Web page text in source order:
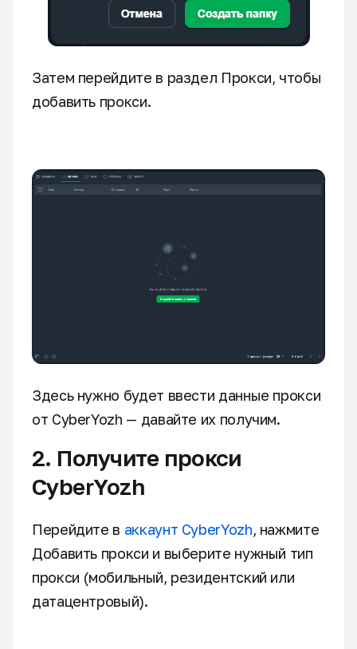
Затем перейдите в раздел Прокси, чтобы
добавить прокси.
Здесь нужно будет ввести данные прокси
от CyberYozh — давайте их получим.
2. Получите прокси
CyberYozh
Перейдите в аккаунт CyberYozh, нажмите
Добавить прокси и выберите нужный тип
прокси (мобильный, резидентский или
датацентровый).